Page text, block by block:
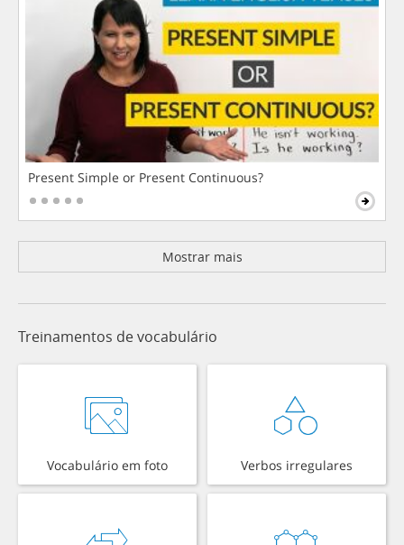
Present Simple or Present Continuous?
Mostrar mais
Treinamentos de vocabulário
Vocabulário em foto Verbos irregulares